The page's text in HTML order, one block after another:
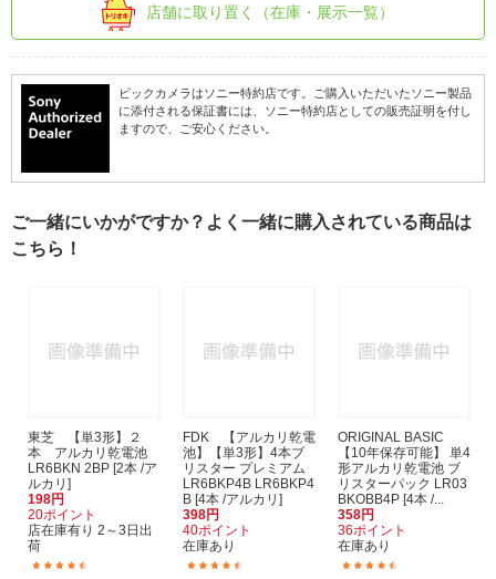
店舗に取り置く（在庫・展示一覧）
ビックカメラはソニー特約店です。ご購入いただいたソニー製品
に添付される保証書には、ソニー特約店としての販売証明を付し
ますので、ご安心ください。
ご一緒にいかがですか？よく一緒に購入されている商品は
こちら！
東芝 【単3形】２
本 アルカリ乾電池
LR6BKN 2BP [2本 /ア
ルカリ]
198円
20ポイント
店在庫有り 2～3日出
荷
FDK 【アルカリ乾電
池】【単3形】4本ブ
リスター プレミアム
LR6BKP4B LR6BKP4
B [4本 /アルカリ]
398円
40ポイント
在庫あり
ORIGINAL BASIC
【10年保存可能】 単4
形アルカリ乾電池 ブ
リスターパック LR03
BKOBB4P [4本 /...
358円
36ポイント
在庫あり